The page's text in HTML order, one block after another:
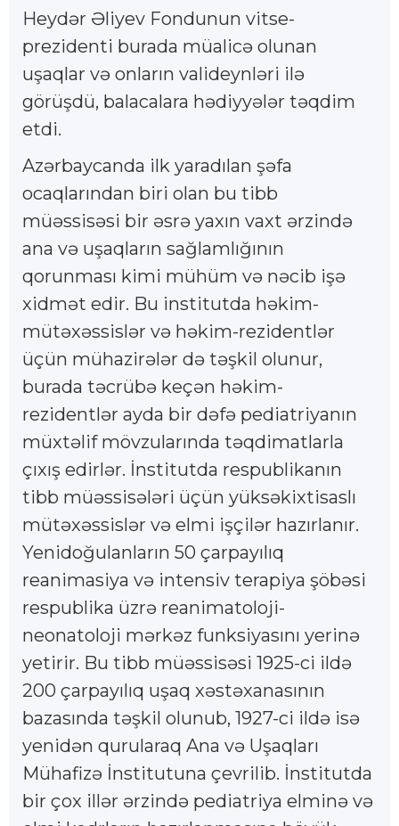
Heydər Əliyev Fondunun vitse-
prezidenti burada müalicə olunan
uşaqlar və onların valideynləri ilə
görüşdü, balacalara hədiyyələr təqdim
etdi.
Azərbaycanda ilk yaradılan şəfa
ocaqlarından biri olan bu tibb
müəssisəsi bir əsrə yaxın vaxt ərzində
ana və uşaqların sağlamlığının
qorunması kimi mühüm və nəcib işə
xidmət edir. Bu institutda həkim-
mütəxəssislər və həkim-rezidentlər
üçün mühazirələr də təşkil olunur,
burada təcrübə keçən həkim-
rezidentlər ayda bir dəfə pediatriyanın
müxtəlif mövzularında təqdimatlarla
çıxış edirlər. İnstitutda respublikanın
tibb müəssisələri üçün yüksəkixtisaslı
mütəxəssislər və elmi işçilər hazırlanır.
Yenidoğulanların 50 çarpayılıq
reanimasiya və intensiv terapiya şöbəsi
respublika üzrə reanimatoloji-
neonatoloji mərkəz funksiyasını yerinə
yetirir. Bu tibb müəssisəsi 1925-ci ildə
200 çarpayılıq uşaq xəstəxanasının
bazasında təşkil olunub, 1927-ci ildə isə
yenidən qurularaq Ana və Uşaqları
Mühafizə İnstitutuna çevrilib. İnstitutda
bir çox illər ərzində pediatriya elminə və